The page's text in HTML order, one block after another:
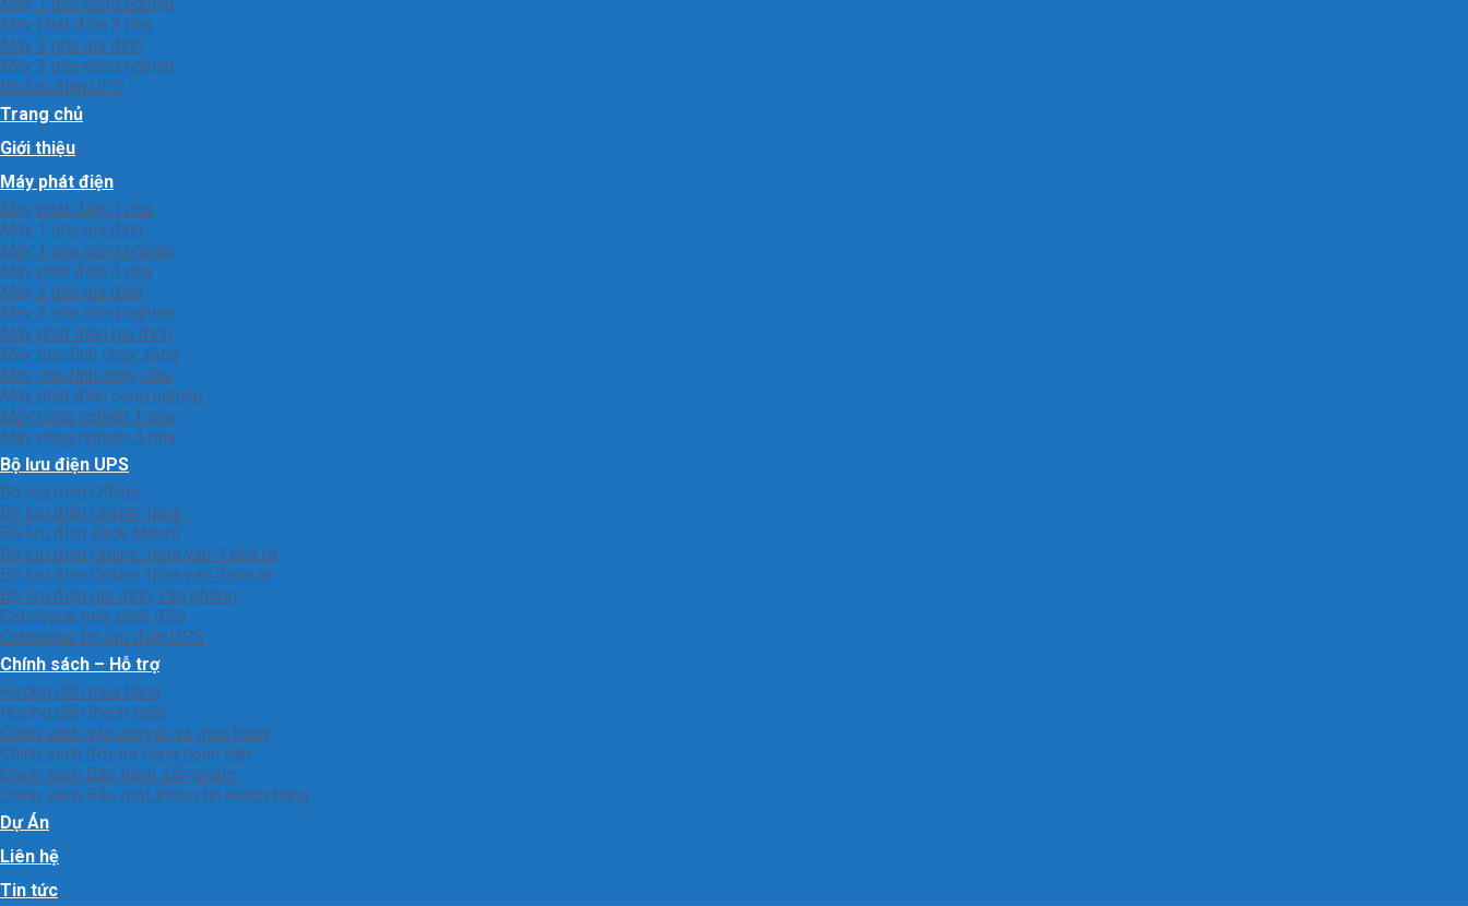
Máy phát điện 3 pha
Máy 3 pha gia đình
Máy 3 pha công nghiệp
Bộ lưu điện UPS
Trang chủ
Giới thiệu
Máy phát điện
Máy phát điện 1 pha
Máy 1 pha gia đình
Máy 1 pha công nghiệp
Máy phát điện 3 pha
Máy 3 pha gia đình
Máy 3 pha công nghiệp
Máy phát điện gia đình
Máy gia đình chạy xăng
Máy gia đình chạy dầu
Máy phát điện công nghiệp
Máy công nghiệp 1 pha
Máy công nghiêp 3 pha
Bộ lưu điện UPS
Bộ lưu điện Offline
Bộ lưu điện Online 1pha
Bộ lưu điện Rack Mount
Bộ lưu điện Online 3pha vào 1 pha ra
Bộ lưu điện Online 3pha vào 3pha ra
Bộ lưu điện gia đình, văn phòng
Catalogue máy phát điện
Catalogue bộ lưu điện UPS
Chính sách – Hỗ trợ
Hướng dẫn mua hàng
Hướng dẫn thanh toán
Chính sách vận chuyển và giao hàng
Chính sách đổi-trả hàng hoàn tiền
Chính sách Bảo hành sản phẩm
Chính sách Bảo mật thông tin khách hàng
Dự Án
Liên hệ
Tin tức